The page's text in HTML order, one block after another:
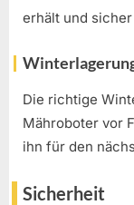
erhält und
Die richtige
Mähroboter vor
ihn für den
Sicherheit